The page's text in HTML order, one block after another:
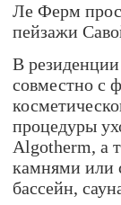
Ле Ферм
пейзажи
В
совместно с
процедуры
Algotherm, а
камнями или
бассейн,